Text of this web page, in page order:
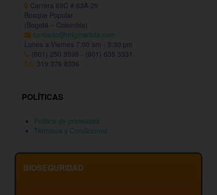
Carrera 69C # 63A-29
Bosque Popular
(Bogotá – Colombia)
contacto@migmarltda.com
Lunes a Viernes 7:00 am - 5:30 pm
(601) 250 9598 - (601) 635 3331
319 376 8336
POLÍTICAS
Política de privacidad
Términos y Condiciones
BIOSEGURIDAD